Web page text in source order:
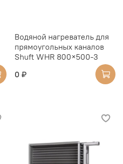
Водяной нагреватель для
прямоугольных каналов
Shuft WHR 800×500-3
0 ₽